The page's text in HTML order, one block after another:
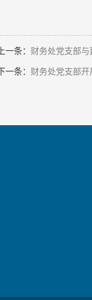
上一条： 财务处党支部
下一条： 财务处党支部